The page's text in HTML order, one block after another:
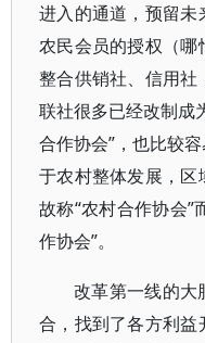
进入的通道，预留
农民会员的授权（
整合供销社、信用
联社很多已经改制成
合作协会”，也比较
于农村整体发展，区
故称“农村合作协会”
作协会”。
改革第一线的大
合，找到了各方利益